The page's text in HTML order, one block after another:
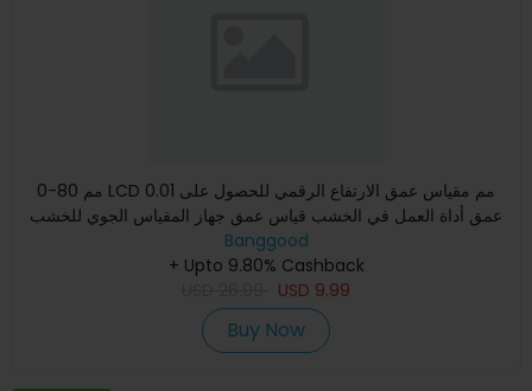
0-80 مم LCD 0.01 مم مقياس عمق الارتفاع الرقمي للحصول على
عمق أداة العمل في الخشب قياس عمق جهاز المقياس الجوي للخشب
المسط
Banggood
+ Upto 9.80% Cashback
USD 9.99
Buy Now